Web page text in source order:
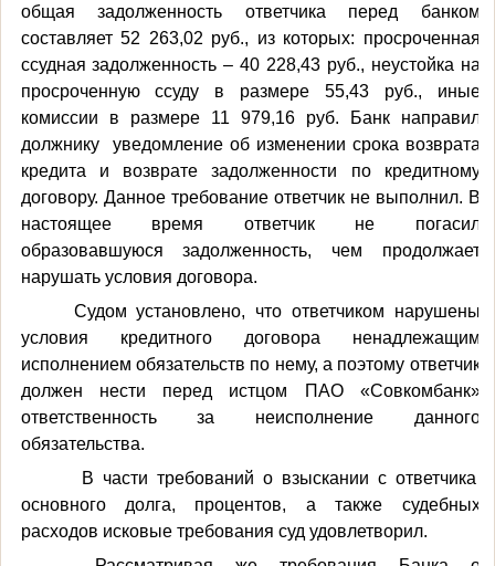
общая задолженность ответчика перед банком
составляет 52 263,02 руб., из которых: просроченная
ссудная задолженность – 40 228,43 руб., неустойка на
просроченную ссуду в размере 55,43 руб., иные
комиссии в размере 11 979,16 руб. Банк направил
должнику
уведомление об изменении срока возврата
кредита и возврате задолженности по кредитному
договору. Данное требование ответчик не выполнил. В
настоящее время ответчик не погасил
образовавшуюся задолженность, чем продолжает
нарушать условия договора.
Судом установлено, что ответчиком нарушены
условия кредитного договора ненадлежащим
исполнением обязательств по нему, а поэтому ответчик
должен нести перед истцом ПАО «Совкомбанк»
ответственность за неисполнение данного
обязательства.
В части требований о взыскании с ответчика
основного долга, процентов, а также судебных
расходов исковые требования суд удовлетворил.